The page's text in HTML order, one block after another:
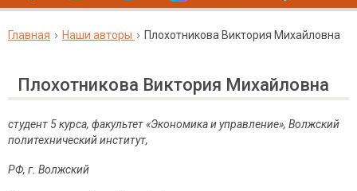
Главная Наши авторы Плохотникова Виктория Михайловна
Плохотникова Виктория Михайловна
студент 5 курса, факультет «Экономика и управление», Волжский
политехнический институт,
РФ, г. Волжский